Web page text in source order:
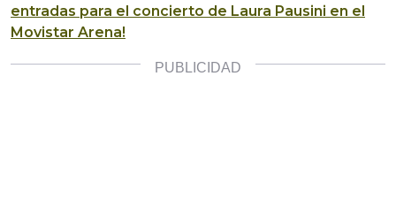
entradas para el concierto de Laura Pausini en el
Movistar Arena!